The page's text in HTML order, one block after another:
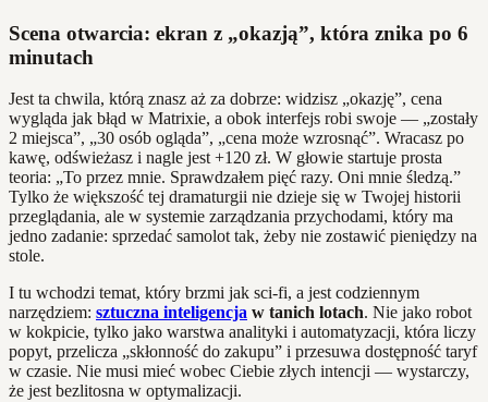
Scena otwarcia: ekran z „okazją”, która znika po 6
minutach
Jest ta chwila, którą znasz aż za dobrze: widzisz „okazję”, cena
wygląda jak błąd w Matrixie, a obok interfejs robi swoje — „zostały
2 miejsca”, „30 osób ogląda”, „cena może wzrosnąć”. Wracasz po
kawę, odświeżasz i nagle jest +120 zł. W głowie startuje prosta
teoria: „To przez mnie. Sprawdzałem pięć razy. Oni mnie śledzą.”
Tylko że większość tej dramaturgii nie dzieje się w Twojej historii
przeglądania, ale w systemie zarządzania przychodami, który ma
jedno zadanie: sprzedać samolot tak, żeby nie zostawić pieniędzy na
stole.
I tu wchodzi temat, który brzmi jak sci-fi, a jest codziennym
narzędziem: sztuczna inteligencja w tanich lotach. Nie jako robot
w kokpicie, tylko jako warstwa analityki i automatyzacji, która liczy
popyt, przelicza „skłonność do zakupu” i przesuwa dostępność taryf
w czasie. Nie musi mieć wobec Ciebie złych intencji — wystarczy,
że jest bezlitosna w optymalizacji.